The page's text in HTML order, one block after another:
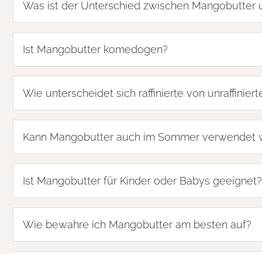
Was ist der Unterschied zwischen Mangobutter
Ist Mangobutter komedogen?
Wie unterscheidet sich raffinierte von
Kann Mangobutter auch im Sommer verwendet
Ist Mangobutter für Kinder oder Babys geeignet?
Wie bewahre ich Mangobutter am besten auf?